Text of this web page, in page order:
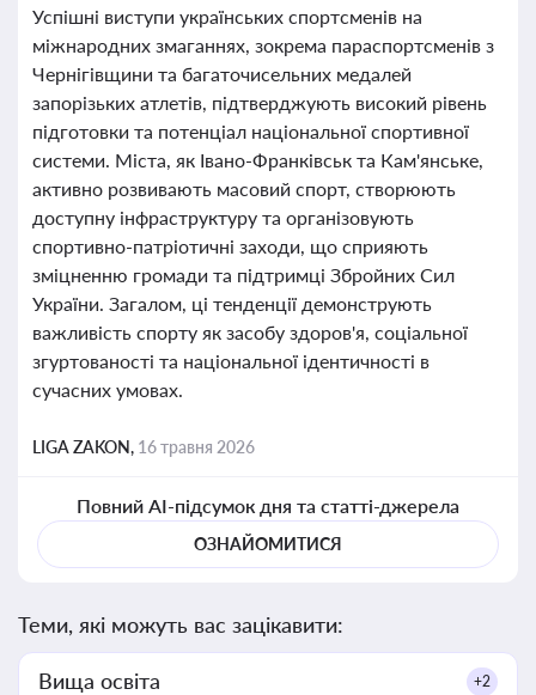
Успішні виступи українських спортсменів на
міжнародних змаганнях, зокрема параспортсменів з
Чернігівщини та багаточисельних медалей
запорізьких атлетів, підтверджують високий рівень
підготовки та потенціал національної спортивної
системи. Міста, як Івано-Франківськ та Кам'янське,
активно розвивають масовий спорт, створюють
доступну інфраструктуру та організовують
спортивно-патріотичні заходи, що сприяють
зміцненню громади та підтримці Збройних Сил
України. Загалом, ці тенденції демонструють
важливість спорту як засобу здоров'я, соціальної
згуртованості та національної ідентичності в
сучасних умовах.
LIGA ZAKON, 16 травня 2026
Повний AI-підсумок дня та статті-джерела
ОЗНАЙОМИТИСЯ
Теми, які можуть вас зацікавити:
Вища освіта +2